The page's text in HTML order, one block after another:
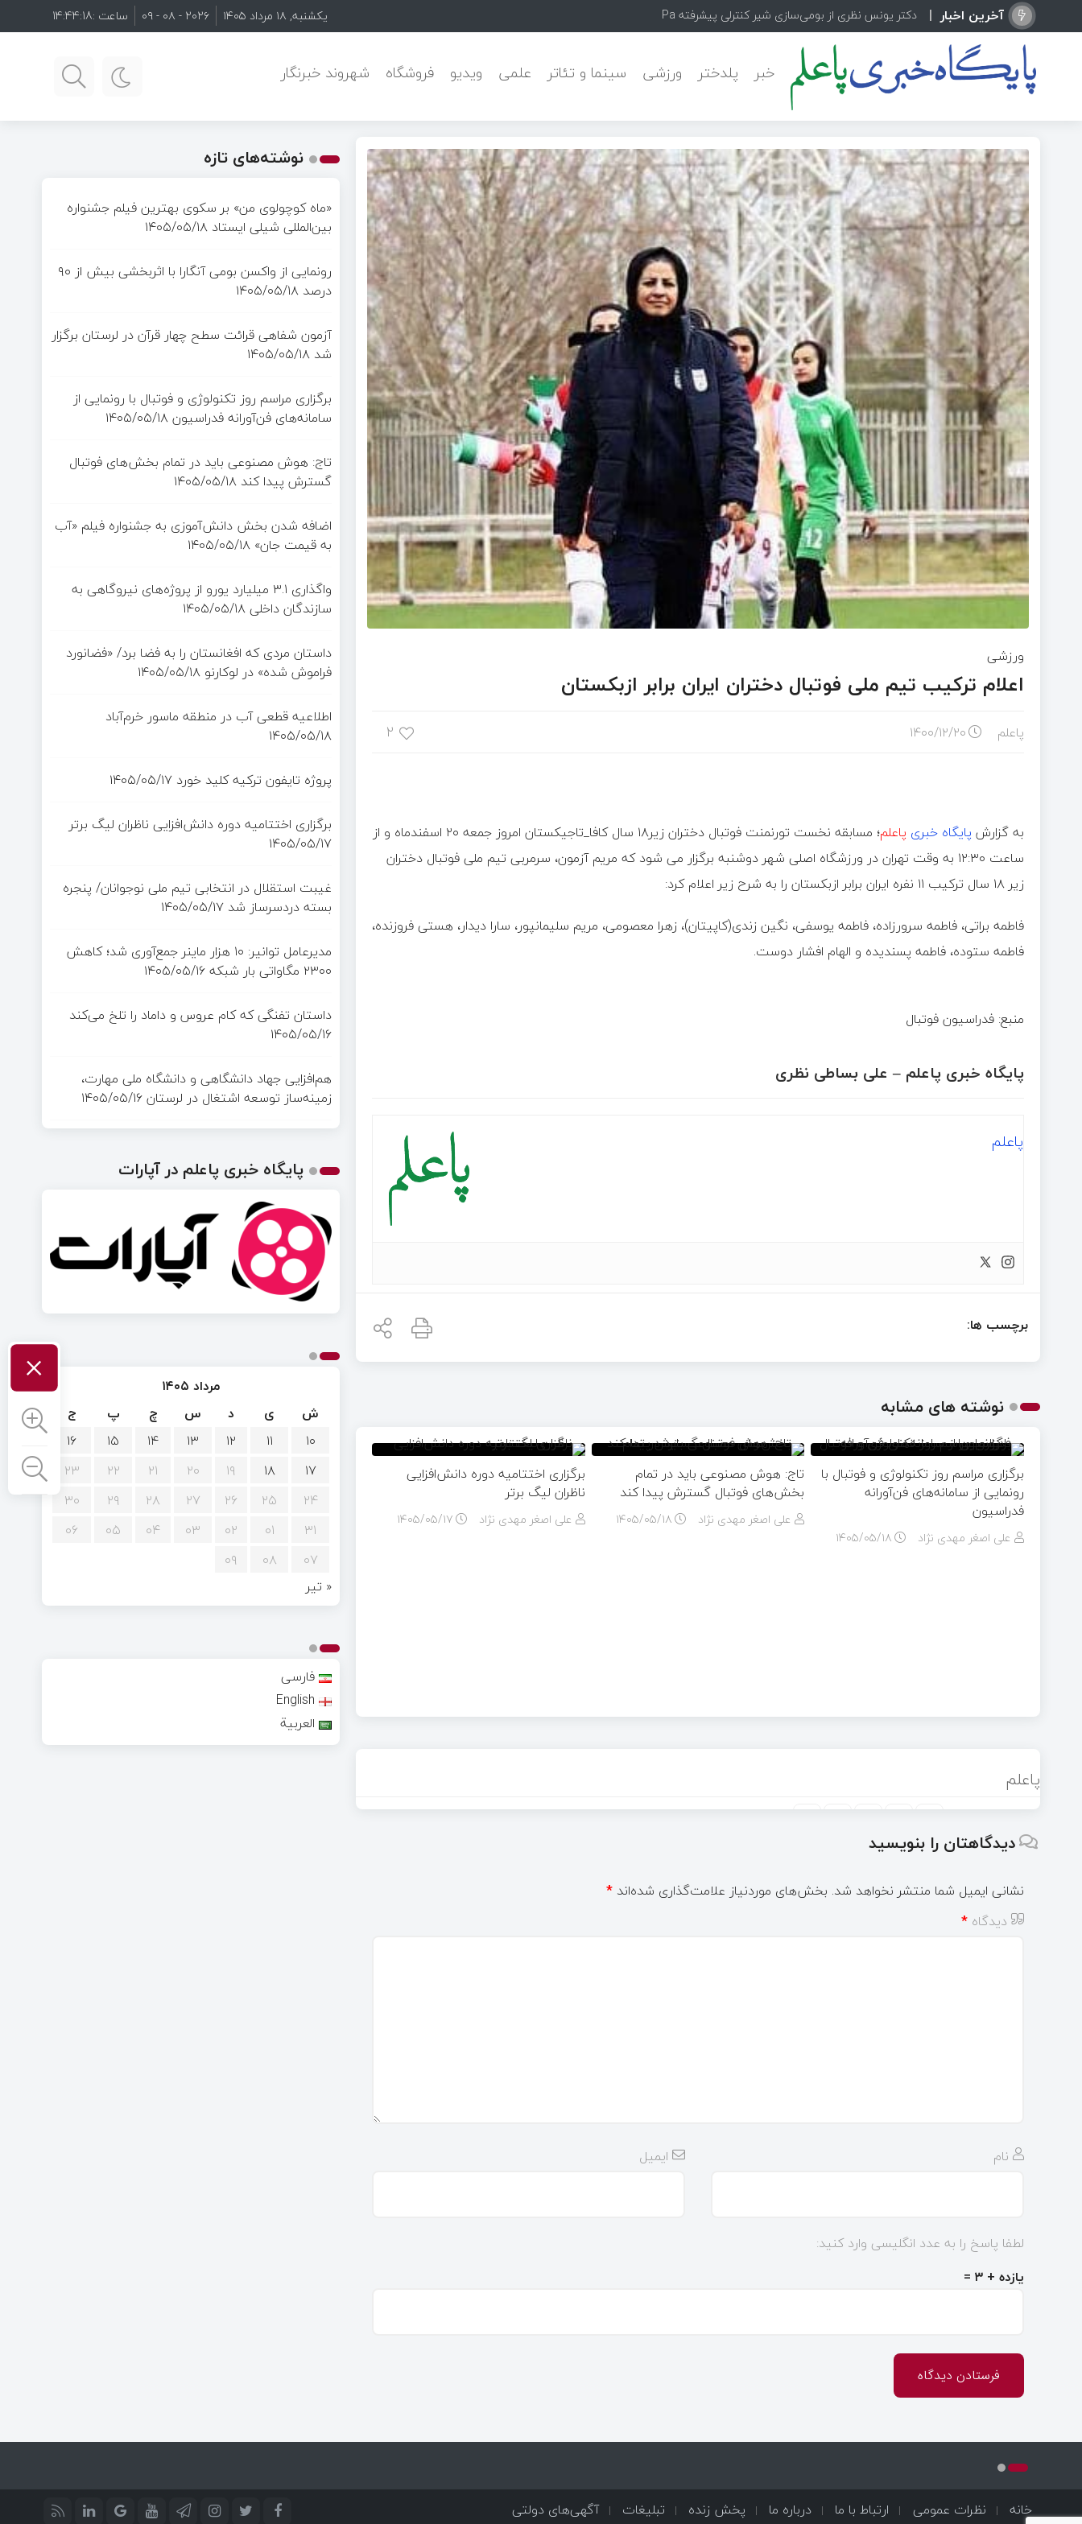
آخرین اخبار دکتر یونس نظری از بومی‌سازی شیر کنترلی پیشرفته Pars Camflex یکشنبه, ۱۸ مرداد ۱۴۰۵ ۲۰۲۶ - ۰۸ - ۰۹ ساعت :14:44:19
خبر پلدختر ورزشی سینما و تئاتر علمی ویدیو فروشگاه شهروند خبرنگار
ورزشی
اعلام ترکیب تیم ملی فوتبال دختران ایران برابر ازبکستان
پاعلم ۱۴۰۰/۱۲/۲۰ ۲
به گزارش پایگاه خبری پاعلم
؛ مسابقه نخست تورنمنت فوتبال دختران زیر۱۸ سال کافا_تاجیکستان امروز جمعه ۲۰ اسفندماه و از
ساعت ۱۲:۳۰ به وقت تهران در ورزشگاه اصلی شهر دوشنبه برگزار می شود که مریم آزمون، سرمربی تیم ملی فوتبال دختران
زیر ۱۸ سال ترکیب ۱۱ نفره ایران برابر ازبکستان را به شرح زیر اعلام کرد:
فاطمه براتی، فاطمه سرورزاده، فاطمه یوسفی، نگین زندی(کاپیتان)، زهرا معصومی، مریم سلیمانپور، سارا دیدار، هستی فروزنده،
فاطمه ستوده، فاطمه پسندیده و الهام افشار دوست.
منبع: فدراسیون فوتبال
پایگاه خبری پاعلم – علی بساطی نظری
پاعلم
برچسب ها:
نوشته های مشابه
برگزاری مراسم روز تکنولوژی و فوتبال با
رونمایی از سامانه‌های فن‌آورانه
فدراسیون
علی اصغر مهدی نژاد ۱۴۰۵/۰۵/۱۸
تاج: هوش مصنوعی باید در تمام
بخش‌های فوتبال گسترش پیدا کند
علی اصغر مهدی نژاد ۱۴۰۵/۰۵/۱۸
برگزاری اختتامیه دوره دانش‌افزایی
ناظران لیگ برتر
علی اصغر مهدی نژاد ۱۴۰۵/۰۵/۱۷
پاعلم
دیدگاهتان را بنویسید
نشانی ایمیل شما منتشر نخواهد شد. بخش‌های موردنیاز علامت‌گذاری شده‌اند *
دیدگاه *
نام ایمیل
لطفا پاسخ را به عدد انگلیسی وارد کنید:
یازده + ۳ =
نوشته‌های تازه
«ماه کوچولوی من» بر سکوی بهترین فیلم جشنواره
بین‌المللی شیلی ایستاد ۱۴۰۵/۰۵/۱۸
رونمایی از واکسن بومی آنگارا با اثربخشی بیش از ۹۰
درصد ۱۴۰۵/۰۵/۱۸
آزمون شفاهی قرائت سطح چهار قرآن در لرستان برگزار
شد ۱۴۰۵/۰۵/۱۸
برگزاری مراسم روز تکنولوژی و فوتبال با رونمایی از
سامانه‌های فن‌آورانه فدراسیون۱۴۰۵/۰۵/۱۸
تاج: هوش مصنوعی باید در تمام بخش‌های فوتبال
گسترش پیدا کند ۱۴۰۵/۰۵/۱۸
اضافه شدن بخش دانش‌آموزی به جشنواره فیلم «آب
به قیمت جان» ۱۴۰۵/۰۵/۱۸
واگذاری ۳.۱ میلیارد یورو از پروژه‌های نیروگاهی به
سازندگان داخلی۱۴۰۵/۰۵/۱۸
داستان مردی که افغانستان را به فضا برد/ «فضانورد
فراموش شده» در لوکارنو ۱۴۰۵/۰۵/۱۸
اطلاعیه قطعی آب در منطقه ماسور خرم‌آباد
۱۴۰۵/۰۵/۱۸
پروژه تایفون ترکیه کلید خورد ۱۴۰۵/۰۵/۱۷
برگزاری اختتامیه دوره دانش‌افزایی ناظران لیگ برتر
۱۴۰۵/۰۵/۱۷
غیبت استقلال در انتخابی تیم ملی نوجوانان/ پنجره
بسته دردسرساز شد ۱۴۰۵/۰۵/۱۷
مدیرعامل توانیر: ۱۰ هزار ماینر جمع‌آوری شد؛ کاهش
۲۳۰۰ مگاواتی بار شبکه
۱۴۰۵/۰۵/۱۶
داستان تفنگی که کام عروس و داماد را تلخ می‌کند
۱۴۰۵/۰۵/۱۶
هم‌افزایی جهاد دانشگاهی و دانشگاه ملی مهارت،
زمینه‌ساز توسعه اشتغال در لرستان۱۴۰۵/۰۵/۱۶
پایگاه خبری پاعلم در آپارات
مرداد ۱۴۰۵
ش
ی د س چ پ
ج
۱۰
۱۱ ۱۲ ۱۳ ۱۴ ۱۵
۱۶
۱۷
۱۸ ۱۹ ۲۰ ۲۱ ۲۲
۲۳
۲۴
۲۵ ۲۶ ۲۷ ۲۸ ۲۹
۳۰
۳۱
۰۱ ۰۲ ۰۳ ۰۴ ۰۵
۰۶
۰۷
۰۸
۰۹
« تیر
فارسی
English
العربية
×
خانه نظرات عمومی ارتباط با ما درباره ما پخش زنده تبلیغات آگهی‌های دولتی